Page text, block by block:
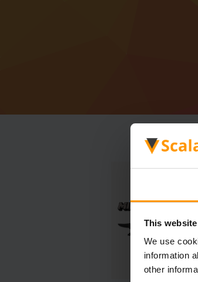
This
We use
information
other